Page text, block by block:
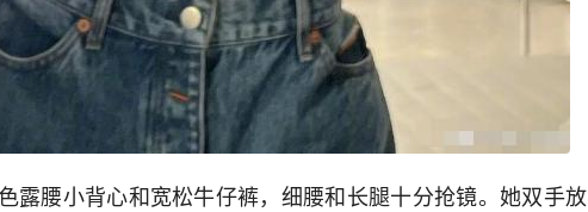
露腰小背心和宽松牛仔裤，细腰和长腿十分抢镜。她双手放